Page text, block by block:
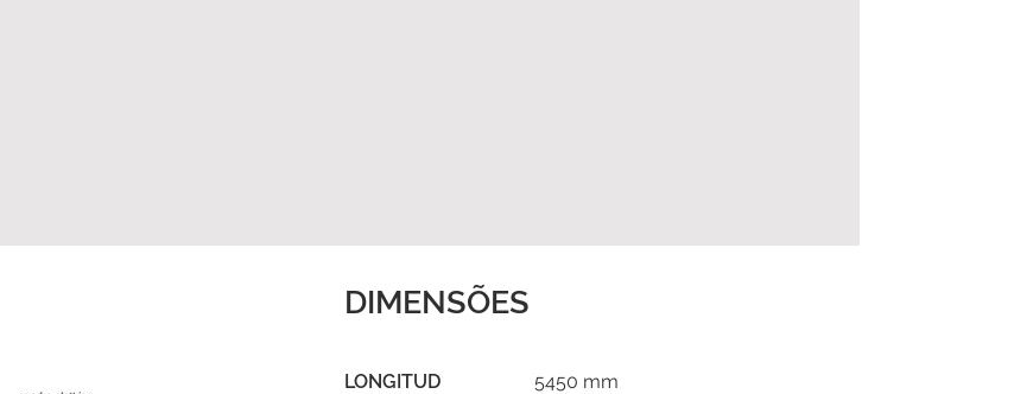
DIMENSÕES
LONGITUD 5450 mm